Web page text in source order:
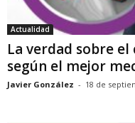
Actualidad
La verdad sobre
según el mejor
Javier González - 18 de